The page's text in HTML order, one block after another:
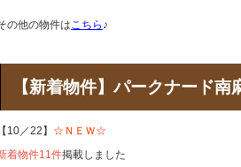
の他の物件はこちら ♪
【新着物件】パークナー
【10／22】 ☆ＮＥＷ☆
着物件11件掲載しました